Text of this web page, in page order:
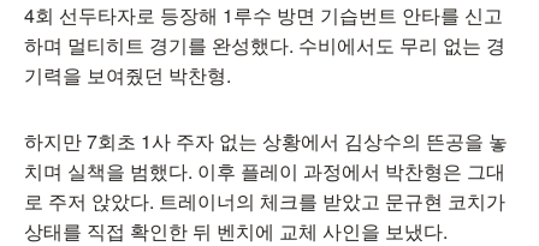
4회 선두타자로 등장해 1루수 방면 기습번트 안타를 신고
하며 멀티히트 경기를 완성했다. 수비에서도 무리 없는 경
기력을 보여줬던 박찬형.
하지만 7회초 1사 주자 없는 상황에서 김상수의 뜬공을 놓
치며 실책을 범했다. 이후 플레이 과정에서 박찬형은 그대
로 주저 앉았다. 트레이너의 체크를 받았고 문규현 코치가
상태를 직접 확인한 뒤 벤치에 교체 사인을 보냈다.